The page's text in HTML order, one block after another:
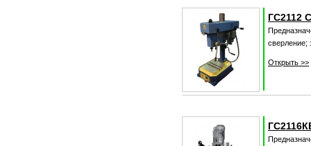
ГС2112
сверление;
Открыть >>